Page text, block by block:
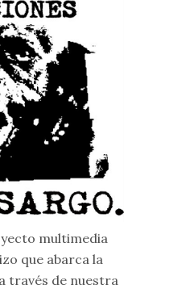
multimedia
que abarca la
través de nuestra